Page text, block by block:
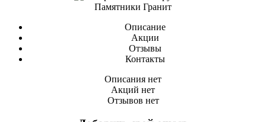
Памятники Гранит
Описание
Акции
Отзывы
Контакты
Описания нет
Акций нет
Отзывов нет